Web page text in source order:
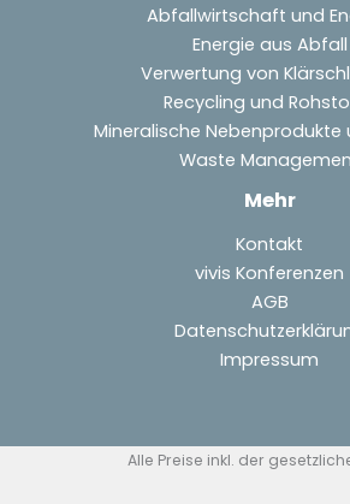
Abfallwirtschaft und
Energie aus Abfall
Verwertung von
Recycling und
Mineralische Nebenprodukte
Waste
Mehr
Kontakt
vivis Konferenzen
AGB
Impressum
Alle Preise inkl. der